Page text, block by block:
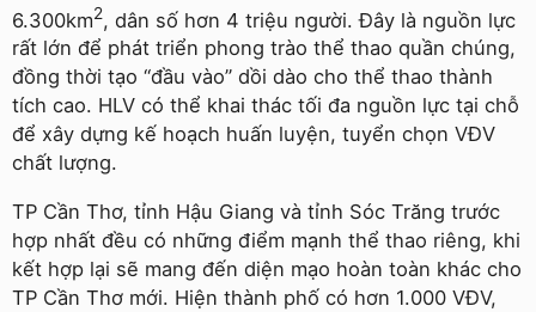
6.300km2, dân số hơn 4 triệu người. Đây là nguồn lực
rất lớn để phát triển phong trào thể thao quần chúng,
đồng thời tạo “đầu vào” dồi dào cho thể thao thành
tích cao. HLV có thể khai thác tối đa nguồn lực tại chỗ
để xây dựng kế hoạch huấn luyện, tuyển chọn VĐV
chất lượng.
TP Cần Thơ, tỉnh Hậu Giang và tỉnh Sóc Trăng trước
hợp nhất đều có những điểm mạnh thể thao riêng, khi
kết hợp lại sẽ mang đến diện mạo hoàn toàn khác cho
TP Cần Thơ mới. Hiện thành phố có hơn 1.000 VĐV,